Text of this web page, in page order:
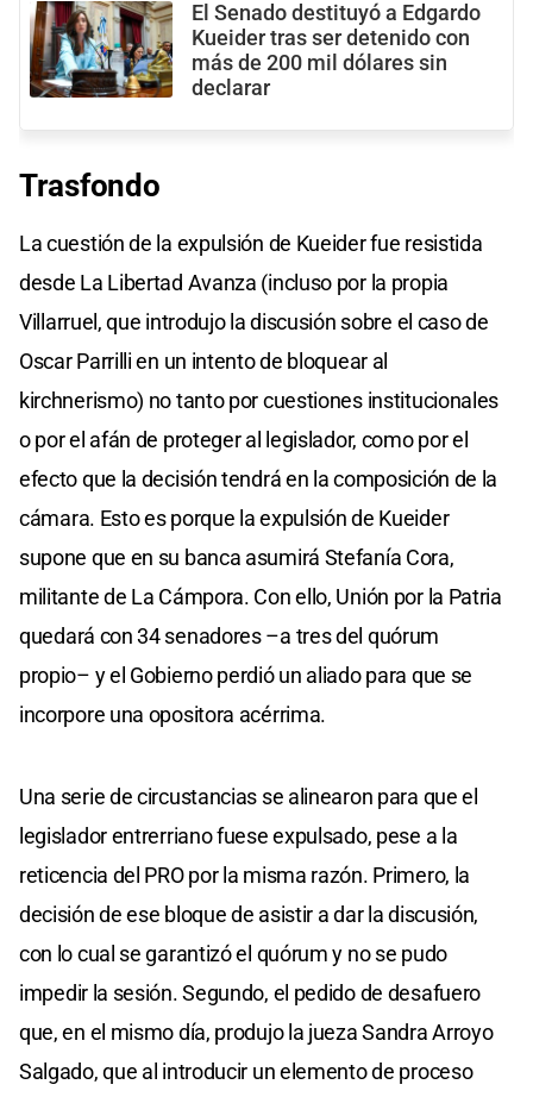
El Senado destituyó a Edgardo
Kueider tras ser detenido con
más de 200 mil dólares sin
declarar
Trasfondo
La cuestión de la expulsión de Kueider fue resistida
desde La Libertad Avanza (incluso por la propia
Villarruel, que introdujo la discusión sobre el caso de
Oscar Parrilli en un intento de bloquear al
kirchnerismo) no tanto por cuestiones institucionales
o por el afán de proteger al legislador, como por el
efecto que la decisión tendrá en la composición de la
cámara. Esto es porque la expulsión de Kueider
supone que en su banca asumirá Stefanía Cora,
militante de La Cámpora. Con ello, Unión por la Patria
quedará con 34 senadores –a tres del quórum
propio– y el Gobierno perdió un aliado para que se
incorpore una opositora acérrima.
Una serie de circustancias se alinearon para que el
legislador entrerriano fuese expulsado, pese a la
reticencia del PRO por la misma razón. Primero, la
decisión de ese bloque de asistir a dar la discusión,
con lo cual se garantizó el quórum y no se pudo
impedir la sesión. Segundo, el pedido de desafuero
que, en el mismo día, produjo la jueza Sandra Arroyo
Salgado, que al introducir un elemento de proceso